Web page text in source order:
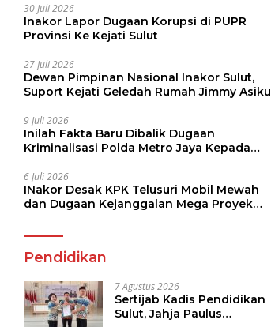
30 Juli 2026
Inakor Lapor Dugaan Korupsi di PUPR
Provinsi Ke Kejati Sulut
27 Juli 2026
Dewan Pimpinan Nasional Inakor Sulut,
Suport Kejati Geledah Rumah Jimmy Asiku
9 Juli 2026
Inilah Fakta Baru Dibalik Dugaan
Kriminalisasi Polda Metro Jaya Kepada
6 Juli 2026
INakor Desak KPK Telusuri Mobil Mewah
dan Dugaan Kejanggalan Mega Proyek
Pendidikan
7 Agustus 2026
Sertijab Kadis Pendidikan
Sulut, Jahja Paulus